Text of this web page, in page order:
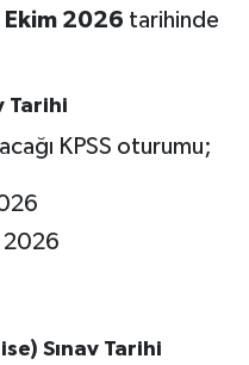
Ekim 2026 tarihinde
Tarihi
KPSS oturumu;
2026
Sınav Tarihi